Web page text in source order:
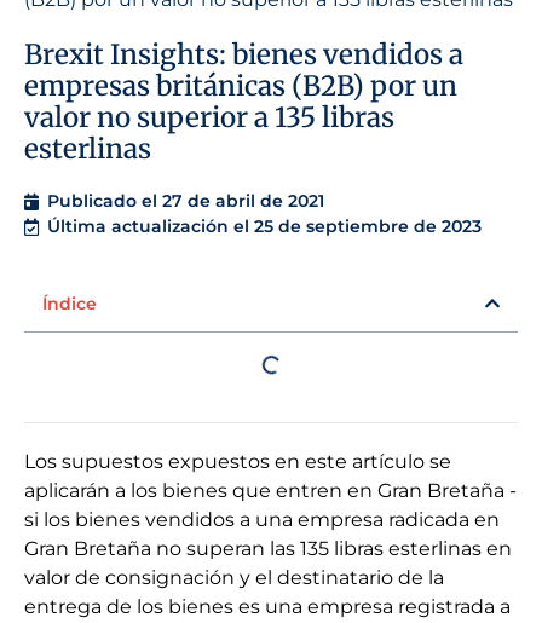
Brexit Insights: bienes vendidos a
empresas británicas (B2B) por un
valor no superior a 135 libras
esterlinas
Publicado el 27 de abril de 2021
Última actualización el 25 de septiembre de 2023
Índice
Los supuestos expuestos en este artículo se
aplicarán a los bienes que entren en Gran Bretaña -
si los bienes vendidos a una empresa radicada en
Gran Bretaña no superan las 135 libras esterlinas en
valor de consignación y el destinatario de la
entrega de los bienes es una empresa registrada a